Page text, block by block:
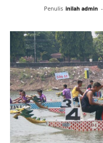
Penulis inilah admin -